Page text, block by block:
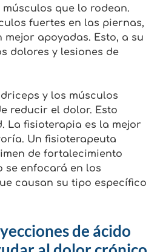
que lo rodean.
fuertes en las piernas,
apoyadas. Esto, a su
dolores y lesiones de
y los músculos
reducir el dolor. Esto
La fisioterapia es la mejor
Un fisioterapeuta
de fortalecimiento
se enfocará en los
causan su tipo específico
de ácido